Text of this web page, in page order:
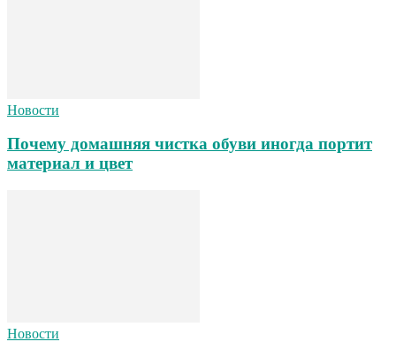
Новости
Почему домашняя чистка обуви иногда портит
материал и цвет
Новости